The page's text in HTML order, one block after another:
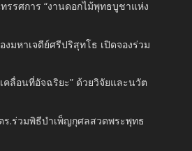
รรศการ “งานดอกไม้พุทธบูชาแห่ง
งมหาเจดีย์ศรีปริสุทโธ เปิดจองร่วม
คลื่อนที่อัจฉริยะ” ด้วยวิจัยและนวัต
.ร่วมพิธีบำเพ็ญกุศลสวดพระพุทธ